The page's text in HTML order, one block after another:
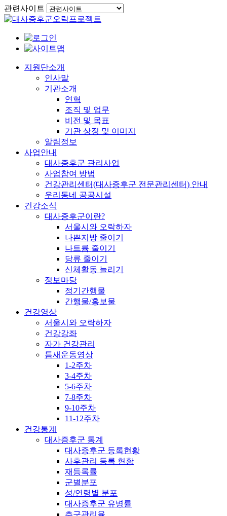
관련사이트
지원단소개
인사말
기관소개
연혁
조직 및 업무
비전 및 목표
기관 상징 및 이미지
알림정보
사업안내
대사증후군 관리사업
사업참여 방법
건강관리센터(대사증후군 전문관리센터) 안내
우리동네 공공시설
건강소식
대사증후군이란?
서울시와 오락하자
나쁜지방 줄이기
나트륨 줄이기
당류 줄이기
신체활동 늘리기
정보마당
정기간행물
간행물/홍보물
건강영상
서울시와 오락하자
건강강좌
자가 건강관리
틈새운동영상
1-2주차
3-4주차
5-6주차
7-8주차
9-10주차
11-12주차
건강통계
대사증후군 통계
대사증후군 등록현황
사후관리 등록 현황
재등록률
군별분포
성/연령별 분포
대사증후군 유병률